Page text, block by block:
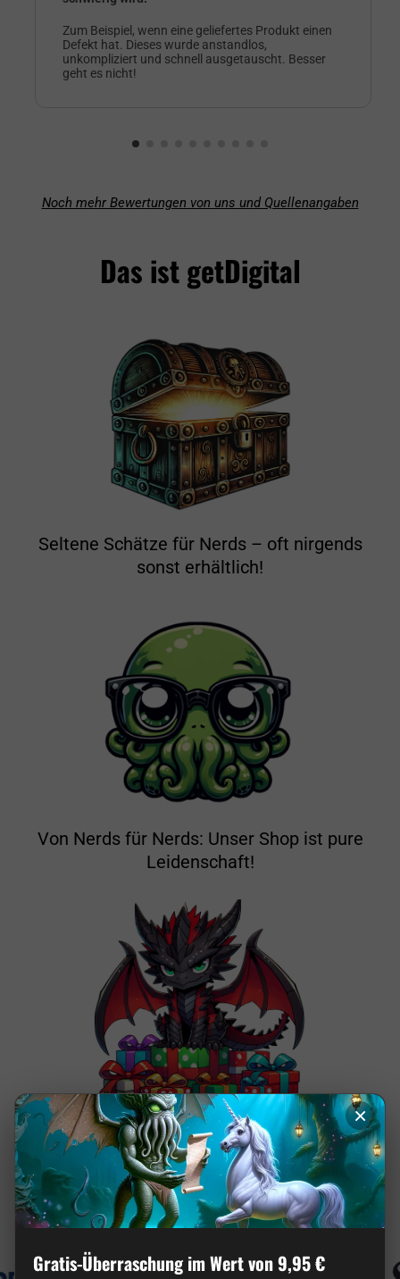
Zum Beispiel, wenn eine geliefertes Produkt einen
Defekt hat. Dieses wurde anstandlos,
unkompliziert und schnell ausgetauscht. Besser
geht es nicht!
Noch mehr Bewertungen von uns und Quellenangaben
Das ist getDigital
Seltene Schätze für Nerds – oft nirgends
sonst erhältlich!
Von Nerds für Nerds: Unser Shop ist pure
Leidenschaft!
Hier findest du wirklich originelle Geschenke
für Nerds.
Bekannt aus
×
Gratis-Überraschung im Wert von 9,95 €